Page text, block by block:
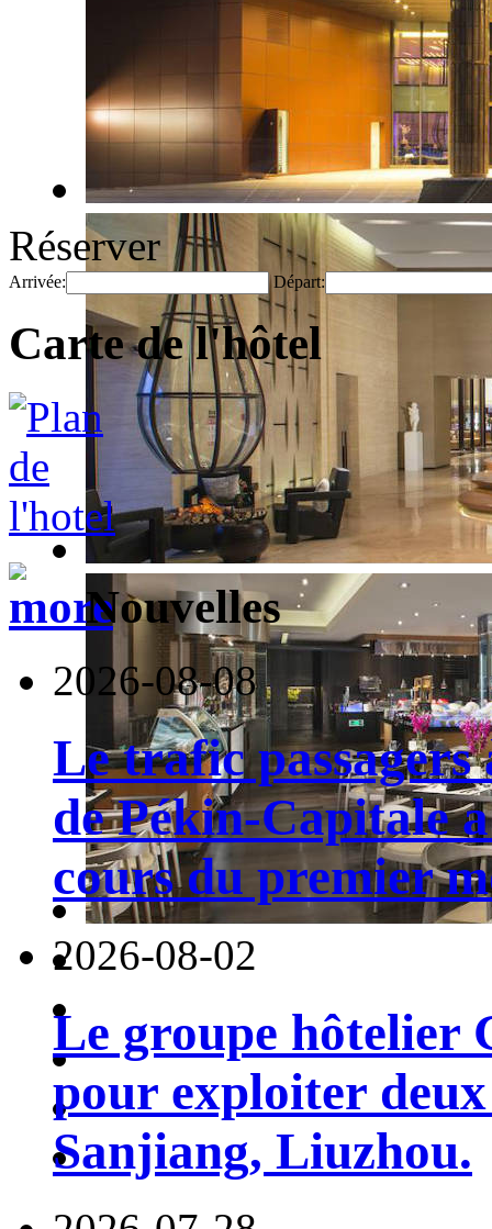
Réserver
Arrivée: Départ:
Carte de l'hôtel
Nouvelles
2026-08-08
Le trafic
de Pékin-Capitale
cours du premier
2026-08-02
Le groupe hôtelier
pour exploiter
Sanjiang, Liuzhou.